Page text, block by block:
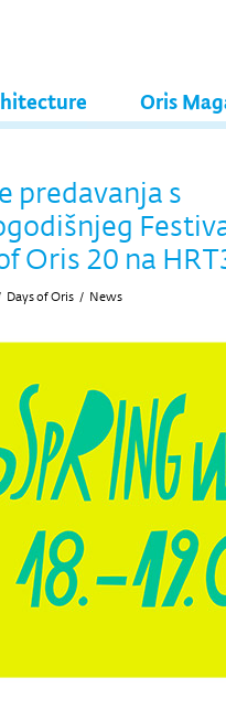
Oris
predavanja s
Oris 20 na
Days of Oris / News